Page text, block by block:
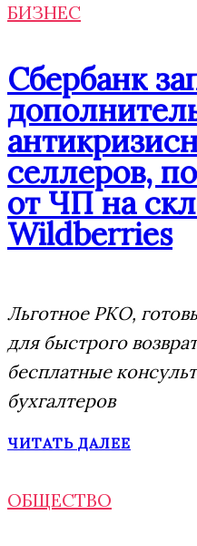
БИЗНЕС
Сбербанк
селлеров,
от ЧП на
Wildberries
Льготное РКО,
для быстрого
бесплатные
бухгалтеров
ЧИТАТЬ ДАЛЕЕ
ОБЩЕСТВО